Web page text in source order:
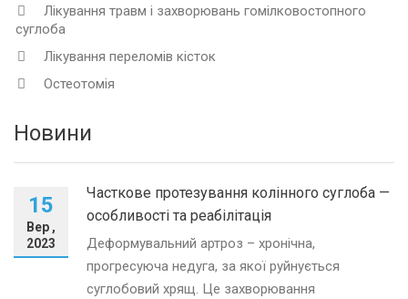
Лікування травм і захворювань гомілковостопного
суглоба
Лікування переломів кісток
Остеотомія
Новини
15
Вер ,
2023
Часткове протезування колінного суглоба —
особливості та реабілітація
Деформувальний артроз – хронічна,
прогресуюча недуга, за якої руйнується
суглобовий хрящ. Це захворювання